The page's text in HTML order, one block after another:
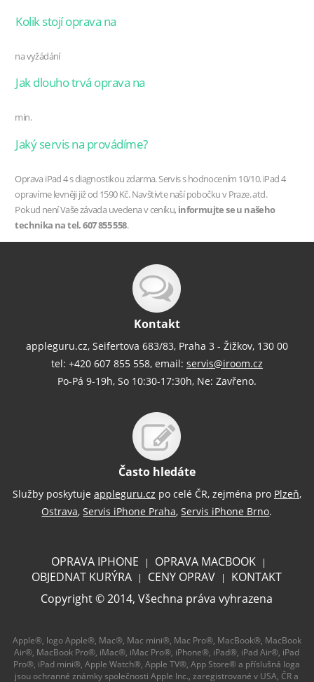
Kolik stojí oprava na
na vyžádání
Jak dlouho trvá oprava na
min.
Jaký servis na provádíme?
Oprava iPad 4 s diagnostikou zdarma. Servis s hodnocením 10/10. iPad 4
opravíme levněji již od 1590 Kč. Navštivte naší pobočku v Praze. atd.
Pokud není Vaše závada uvedena v ceníku, informujte se u našeho
technika na tel. 607 855 558.
Kontakt
appleguru.cz, Seifertova 683/83, Praha 3 - Žižkov, 130 00
tel: +420 607 855 558, email: servis@iroom.cz
Po-Pá 9-19h, So 10:30-17:30h, Ne: Zavřeno.
Často hledáte
Služby poskytuje appleguru.cz po celé ČR, zejména pro Plzeň,
Ostrava,Servis iPhone Praha,Servis iPhone Brno.
OPRAVA IPHONE | OPRAVA MACBOOK |
OBJEDNAT KURÝRA | CENY OPRAV |
KONTAKT
Copyright © 2014, Všechna práva vyhrazena
Apple®, logo Apple®, Mac®, Mac mini®, Mac Pro®, MacBook®, MacBook
Air®, MacBook Pro®, iMac®, iMac Pro®, iPhone®, iPad®, iPad Air®, iPad
Pro®, iPad mini®, Apple Watch®, Apple TV®, App Store® a příslušná loga
jsou ochranné známky společnosti Apple Inc., zaregistrované v USA, ČR a